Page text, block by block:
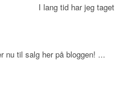
I lang tid har jeg taget
nu til salg her på bloggen! ...